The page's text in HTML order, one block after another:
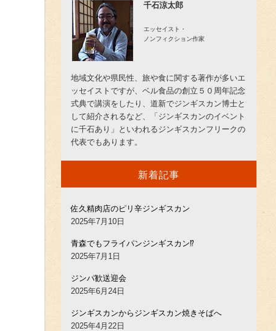
千石涼太郎
エッセイスト・
ノンフィクション作家
地域文化や県民性、旅や食に関する著作が多いエ
ッセイストですが、ベル食品の創立５０周年記念
式典で講演をしたり、道新でジンギスカン博士と
して紹介されるなど、「ジンギスカンのイベント
に千石あり」といわれるジンギスカンフリークの
代表でもあります。
新着記事
佐久精肉店のピリ辛ジンギスカン
2025年7月10日
青森でもフライパンジンギスカン⁉︎
2025年7月1日
ジンパ歓送迎会
2025年6月24日
ジンギスカンからジンギスカン焼きそばへ
2025年4月22日